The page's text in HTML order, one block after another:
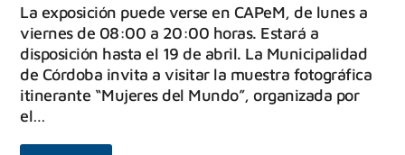
La exposición puede verse en CAPeM, de lunes a
viernes de 08:00 a 20:00 horas. Estará a
disposición hasta el 19 de abril. La Municipalidad
de Córdoba invita a visitar la muestra fotográfica
itinerante “Mujeres del Mundo”, organizada por
el…